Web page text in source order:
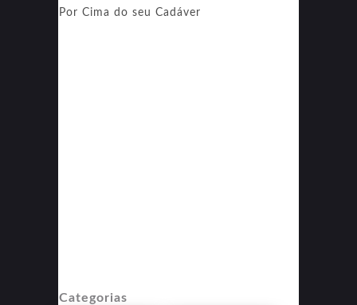
Por Cima do seu Cadáver
Categorias